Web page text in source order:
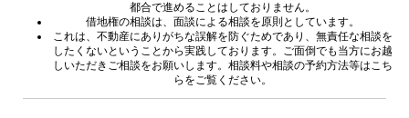
都合で進めることはしておりません。
借地権の相談は、面談による相談を原則としています。
これは、不動産にありがちな誤解を防ぐためであり、無責任な相談を
したくないということから実践しております。ご面倒でも当方にお越
しいただきご相談をお願いします。相談料や相談の予約方法等はこち
らをご覧ください。